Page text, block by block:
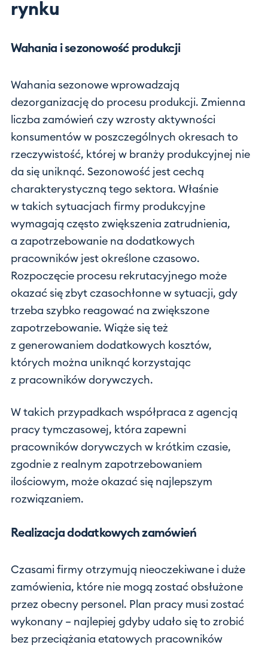
rynku
Wahania i sezonowość produkcji
Wahania sezonowe wprowadzają
dezorganizację do procesu produkcji. Zmienna
liczba zamówień czy wzrosty aktywności
konsumentów w poszczególnych okresach to
rzeczywistość, której w branży produkcyjnej nie
da się uniknąć. Sezonowość jest cechą
charakterystyczną tego sektora. Właśnie
w takich sytuacjach firmy produkcyjne
wymagają często zwiększenia zatrudnienia,
a zapotrzebowanie na dodatkowych
pracowników jest określone czasowo.
Rozpoczęcie procesu rekrutacyjnego może
okazać się zbyt czasochłonne w sytuacji, gdy
trzeba szybko reagować na zwiększone
zapotrzebowanie. Wiąże się też
z generowaniem dodatkowych kosztów,
których można uniknąć korzystając
z pracowników dorywczych.
W takich przypadkach współpraca z agencją
pracy tymczasowej, która zapewni
pracowników dorywczych w krótkim czasie,
zgodnie z realnym zapotrzebowaniem
ilościowym, może okazać się najlepszym
rozwiązaniem.
Realizacja dodatkowych zamówień
Czasami firmy otrzymują nieoczekiwane i duże
zamówienia, które nie mogą zostać obsłużone
przez obecny personel. Plan pracy musi zostać
wykonany – najlepiej gdyby udało się to zrobić
bez przeciążania etatowych pracowników